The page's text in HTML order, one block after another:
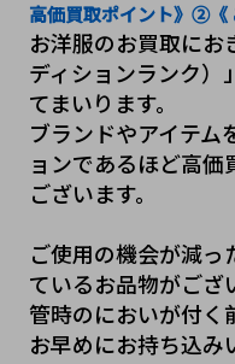
高価買取ポイント》②《
お洋服のお買取にお
ディションランク）
てまいります。
ブランドやアイテム
ョンであるほど高
ございます。
ご使用の機会が減
ているお品物がござ
管時のにおいが付く
お早めにお持ち込み